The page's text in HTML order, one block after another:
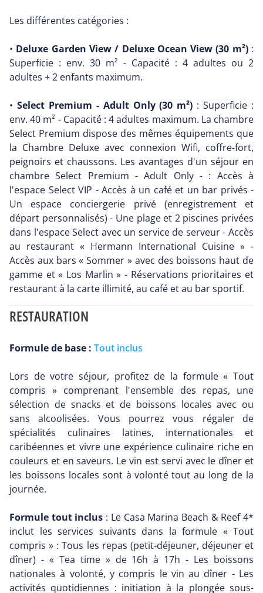
Les différentes catégories :
• Deluxe Garden View / Deluxe Ocean View (30 m²):
Superficie : env. 30 m² - Capacité : 4 adultes ou 2
adultes + 2 enfants maximum.
• Select Premium - Adult Only (30 m²) : Superficie :
env. 40 m² - Capacité : 4 adultes maximum. La chambre
Select Premium dispose des mêmes équipements que
la Chambre Deluxe avec connexion Wifi, coffre-fort,
peignoirs et chaussons. Les avantages d'un séjour en
chambre Select Premium - Adult Only - : Accès à
l'espace Select VIP - Accès à un café et un bar privés -
Un espace conciergerie privé (enregistrement et
départ personnalisés) - Une plage et 2 piscines privées
dans l'espace Select avec un service de serveur - Accès
au restaurant « Hermann International Cuisine » -
Accès aux bars « Sommer » avec des boissons haut de
gamme et « Los Marlin » - Réservations prioritaires et
restaurant à la carte illimité, au café et au bar sportif.
RESTAURATION
Formule de base : Tout inclus
Lors de votre séjour, profitez de la formule « Tout
compris » comprenant l'ensemble des repas, une
sélection de snacks et de boissons locales avec ou
sans alcoolisées. Vous pourrez vous régaler de
spécialités culinaires latines, internationales et
caribéennes et vivre une expérience culinaire riche en
couleurs et en saveurs. Le vin est servi avec le dîner et
les boissons locales sont à volonté tout au long de la
journée.
Formule tout inclus : Le Casa Marina Beach & Reef 4*
inclut les services suivants dans la formule « Tout
compris » : Tous les repas (petit-déjeuner, déjeuner et
dîner) - « Tea time » de 16h à 17h - Les boissons
nationales à volonté, y compris le vin au dîner - Les
activités quotidiennes : initiation à la plongée sous-